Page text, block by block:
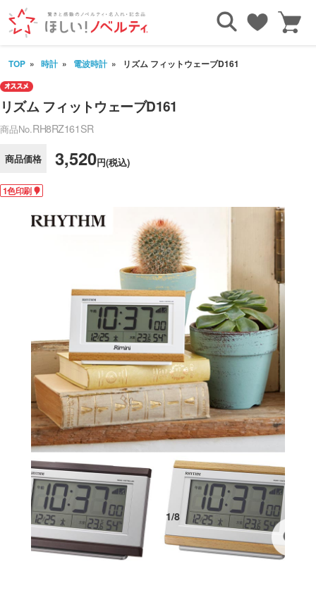
TOP 時計 電波時計 リズム フィットウェーブD161
リズム フィットウェーブD161
商品No.RH8RZ161SR
商品価格 3,520円(税込)
1色印刷
1/8